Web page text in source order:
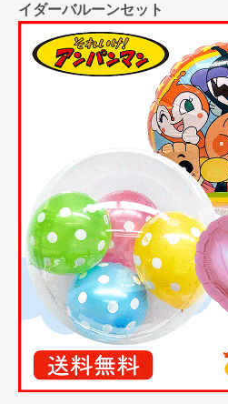
イダーバルーンセット